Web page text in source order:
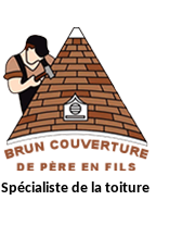
Spécialiste de la toiture